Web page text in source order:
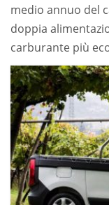
medio annuo del
doppia
carburante più